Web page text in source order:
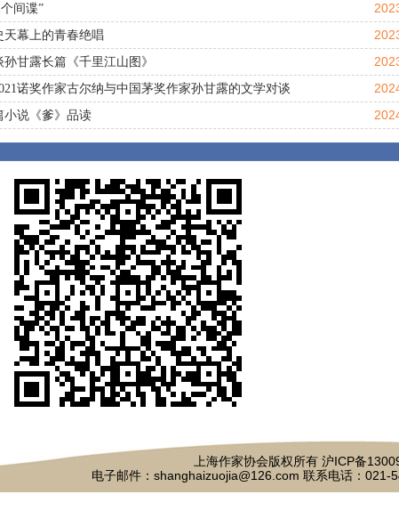
间谍”
天幕上的青春绝唱
甘露长篇《千里江山图》
诺奖作家古尔纳与中国茅奖作家孙甘露的文学对谈
说《爹》品读
上海作家协会版权所有 沪ICP备
电子邮件：shanghaizuojia@126.com 联系电话：021-